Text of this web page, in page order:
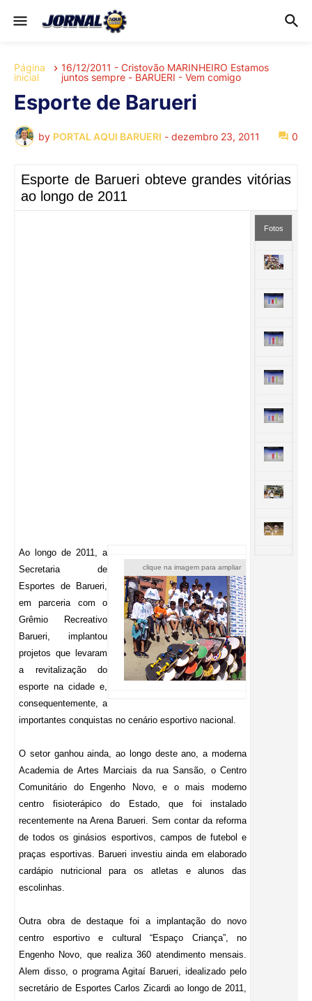
Página
inicial
16/12/2011 - Cristovão MARINHEIRO Estamos
juntos sempre - BARUERI - Vem comigo
Esporte de Barueri
by PORTAL AQUI BARUERI - dezembro 23, 2011 0
Esporte de Barueri obteve grandes vitórias
ao longo de 2011
clique na imagem para ampliar
Ao longo de 2011, a
Secretaria de
Esportes de Barueri,
em parceria com o
Grêmio Recreativo
Barueri, implantou
projetos que levaram
a revitalização do
esporte na cidade e,
consequentemente, a
importantes conquistas no cenário esportivo nacional.
O setor ganhou ainda, ao longo deste ano, a moderna
Academia de Artes Marciais da rua Sansão, o Centro
Comunitário do Engenho Novo, e o mais moderno
centro fisioterápico do Estado, que foi instalado
recentemente na Arena Barueri. Sem contar da reforma
de todos os ginásios esportivos, campos de futebol e
praças esportivas. Barueri investiu ainda em elaborado
cardápio nutricional para os atletas e alunos das
escolinhas.
Outra obra de destaque foi a implantação do novo
centro esportivo e cultural “Espaço Criança”, no
Engenho Novo, que realiza 360 atendimento mensais.
Alem disso, o programa Agitaí Barueri, idealizado pelo
secretário de Esportes Carlos Zicardi ao longo de 2011,
Fotos